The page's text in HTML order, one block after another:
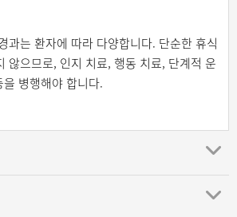
과는 환자에 따라 다양합니다. 단순한 휴식
않으므로, 인지 치료, 행동 치료, 단계적 운
병행해야 합니다.